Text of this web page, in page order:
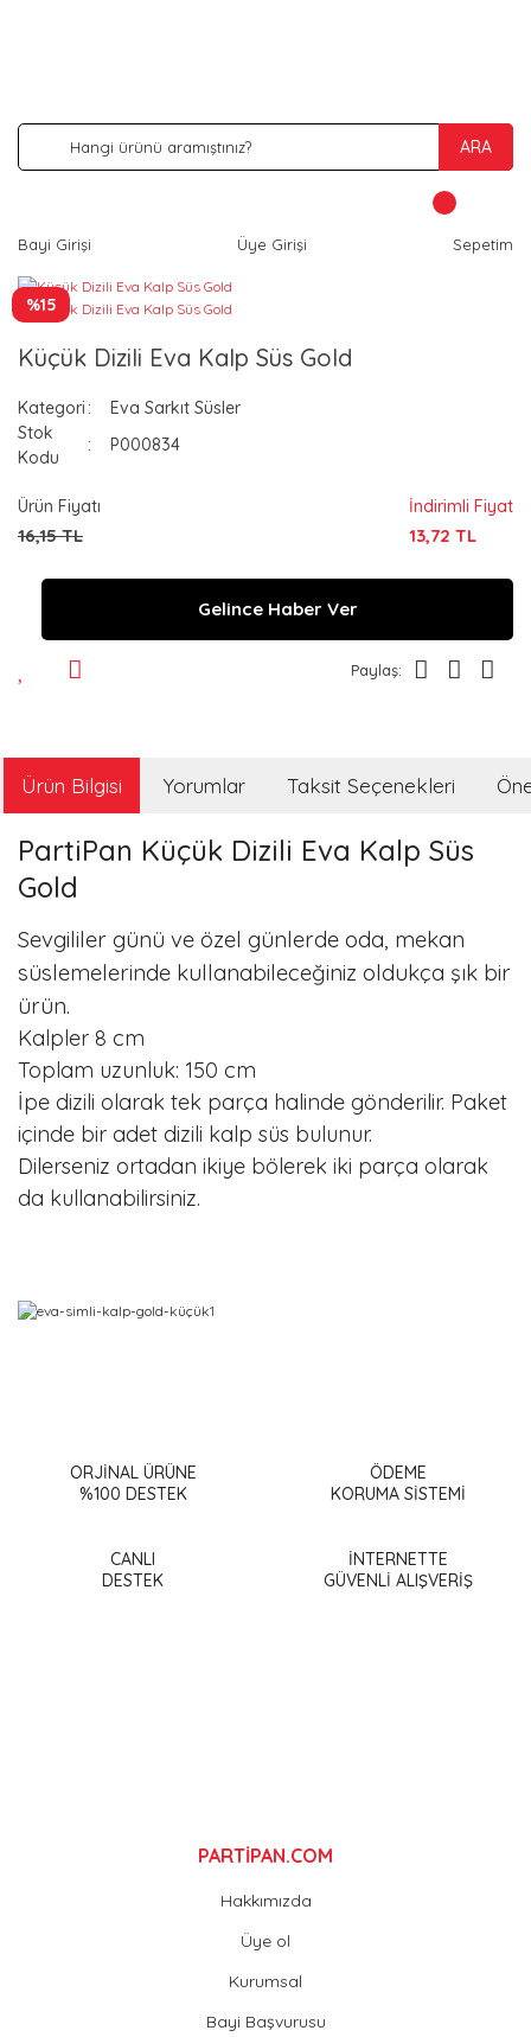
ARA
Bayi Girişi Üye Girişi Sepetim
%15
Küçük Dizili Eva Kalp Süs Gold
Kategori
Eva Sarkıt Süsler
Stok
Kodu
P000834
Ürün Fiyatı
16,15 TL
İndirimli Fiyat
13,72 TL
Gelince Haber Ver
Paylaş:
Ürün Bilgisi Yorumlar Taksit Seçenekleri
PartiPan Küçük Dizili Eva Kalp Süs
Gold
Sevgililer günü ve özel günlerde oda, mekan
süslemelerinde kullanabileceğiniz oldukça şık bir
ürün.
Kalpler 8 cm
Toplam uzunluk: 150 cm
İpe dizili olarak tek parça halinde gönderilir. Paket
içinde bir adet dizili kalp süs bulunur.
Dilerseniz ortadan ikiye bölerek iki parça olarak
da kullanabilirsiniz.
Görüş ve önerileriniz için teşekkür ederiz.
Ürün açıklamasında eksik bilgiler bulunuyor.
Ürün bilgilerinde hatalar bulunuyor.
ORJİNAL ÜRÜNE
%100 DESTEK
ÖDEME
KORUMA SİSTEMİ
CANLI
DESTEK
İNTERNETTE
GÜVENLİ ALIŞVERİŞ
PARTİPAN.COM
Hakkımızda
Üye ol
Kurumsal
Bayi Başvurusu